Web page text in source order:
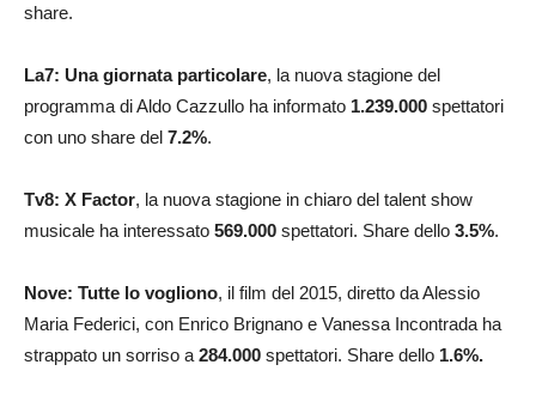
share.
La7: Una giornata particolare, la nuova stagione del
programma di Aldo Cazzullo ha informato 1.239.000 spettatori
con uno share del 7.2%.
Tv8: X Factor, la nuova stagione in chiaro del talent show
musicale ha interessato 569.000 spettatori. Share dello 3.5%.
Nove: Tutte lo vogliono, il film del 2015, diretto da Alessio
Maria Federici, con Enrico Brignano e Vanessa Incontrada ha
strappato un sorriso a 284.000 spettatori. Share dello 1.6%.